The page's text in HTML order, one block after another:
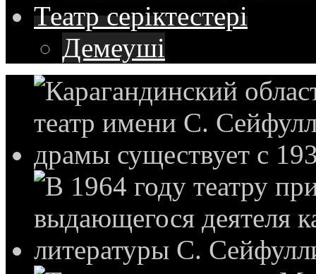
Театрcеріктестері
Демеуші